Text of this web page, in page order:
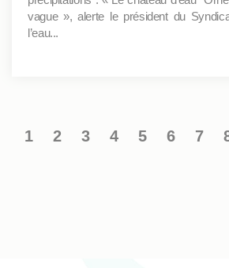
vague », alerte le président du
l’eau...
Page
1
Page
2
Page
3
Page
4
Page
5
Page
6 7